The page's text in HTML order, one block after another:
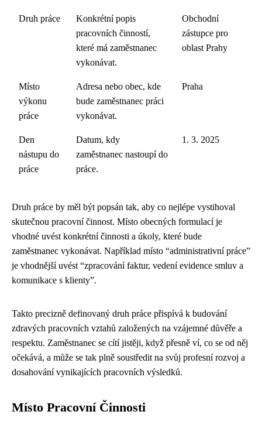
Druh práce
Konkrétní popis
pracovních činností,
které má zaměstnanec
vykonávat.
Obchodní
zástupce pro
oblast Prahy
Místo
výkonu
práce
Adresa nebo obec, kde
bude zaměstnanec práci
vykonávat.
Praha
Den
nástupu do
práce
Datum, kdy
zaměstnanec nastoupí do
práce.
1. 3. 2025
Druh práce by měl být popsán tak, aby co nejlépe vystihoval
skutečnou pracovní činnost. Místo obecných formulací je
vhodné uvést konkrétní činnosti a úkoly, které bude
zaměstnanec vykonávat. Například místo “administrativní práce”
je vhodnější uvést “zpracování faktur, vedení evidence smluv a
komunikace s klienty”.
Takto precizně definovaný druh práce přispívá k budování
zdravých pracovních vztahů založených na vzájemné důvěře a
respektu. Zaměstnanec se cítí jistěji, když přesně ví, co se od něj
očekává, a může se tak plně soustředit na svůj profesní rozvoj a
dosahování vynikajících pracovních výsledků.
Místo Pracovní Činnosti